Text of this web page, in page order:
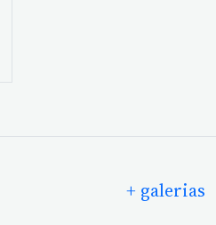
+ galerias